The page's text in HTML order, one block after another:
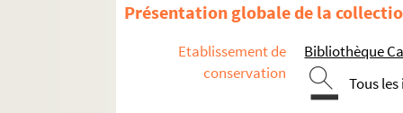
Présentation globale de la
Etablissement de
conservation
Bibliothèque
Tous